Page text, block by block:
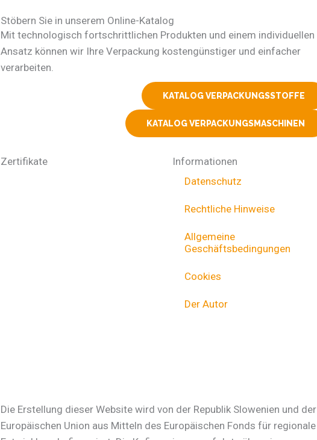
Stöbern Sie in unserem Online-Katalog
Mit technologisch fortschrittlichen Produkten und einem individuellen
Ansatz können wir Ihre Verpackung kostengünstiger und einfacher
verarbeiten.
KATALOG VERPACKUNGSSTOFFE
KATALOG VERPACKUNGSMASCHINEN
Zertifikate
Informationen
Datenschutz
Rechtliche Hinweise
Allgemeine
Geschäftsbedingungen
Cookies
Der Autor
Die Erstellung dieser Website wird von der Republik Slowenien und der
Europäischen Union aus Mitteln des Europäischen Fonds für regionale